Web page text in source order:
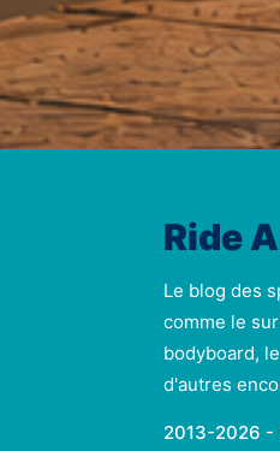
Ride
Le blog des
comme le
bodyboard,
d'autres
2013-2026 -